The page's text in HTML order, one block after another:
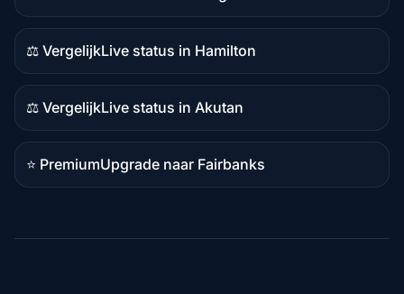
⚖️ Vergelijk
Vergelijkingsinhoud
Live status in Hamilton
⚖️ Vergelijk
Vergelijkingsinhoud
Live status in Akutan
⭐ Premium
Premiumbestemming
Upgrade naar Fairbanks